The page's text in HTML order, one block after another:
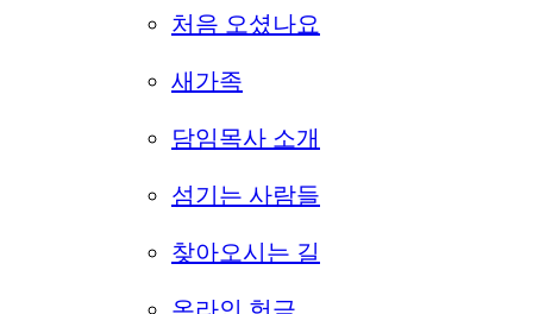
처음 오셨나요
새가족
담임목사 소개
섬기는 사람들
찾아오시는 길
온라인 헌금